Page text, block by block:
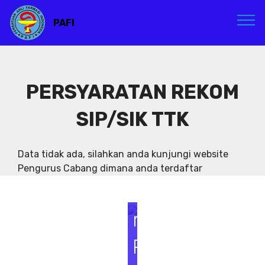
PAFI
PERSYARATAN REKOM
SIP/SIK TTK
Data tidak ada, silahkan anda kunjungi website
Pengurus Cabang dimana anda terdaftar
e
m
n
r
P